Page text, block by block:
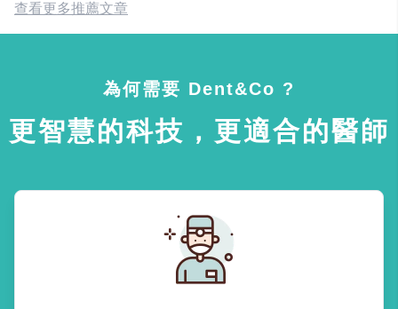
查看更多推薦文章
為何需要 Dent&Co ?
更智慧的科技，更適合的醫師